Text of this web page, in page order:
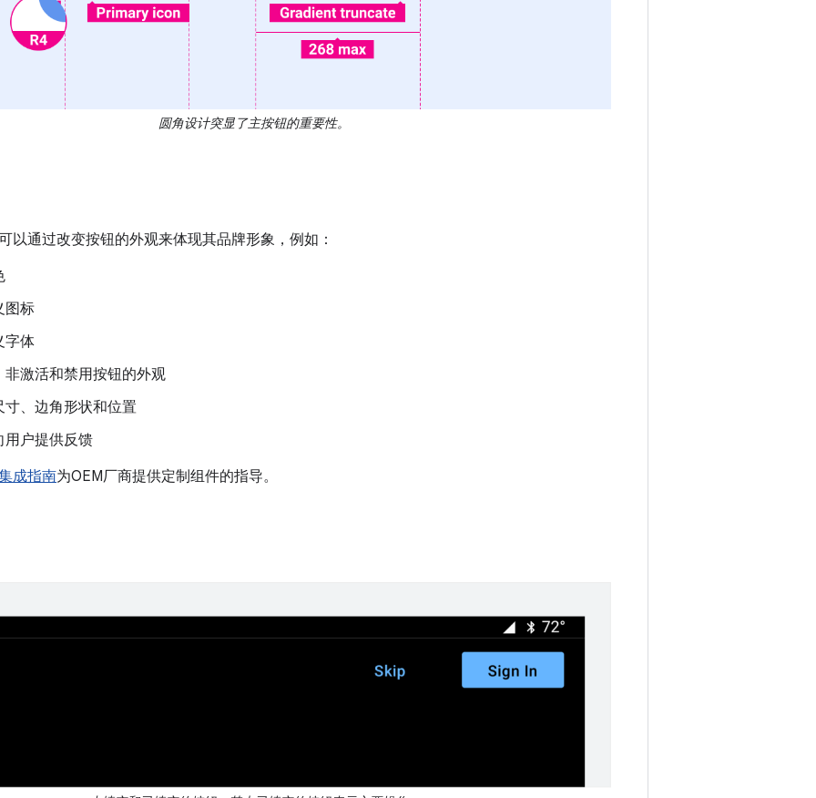
圆角设计突显了主按钮的重要性。
以通过改变按钮的外观来体现其品牌形象，例如：
图标
字体
非激活和禁用按钮的外观
寸、边角形状和位置
用户提供反馈
成指南为OEM厂商提供定制组件的指导。